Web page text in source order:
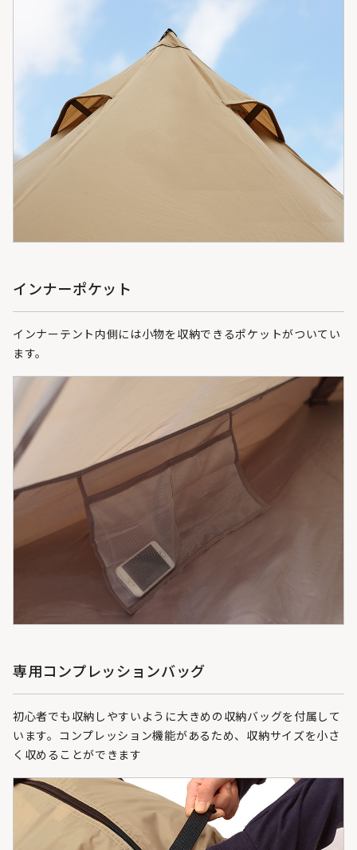
インナーポケット
インナーテント内側には小物を収納できるポケットがついてい
ます。
専用コンプレッションバッグ
初心者でも収納しやすいように大きめの収納バッグを付属して
います。コンプレッション機能があるため、収納サイズを小さ
く収めることができます